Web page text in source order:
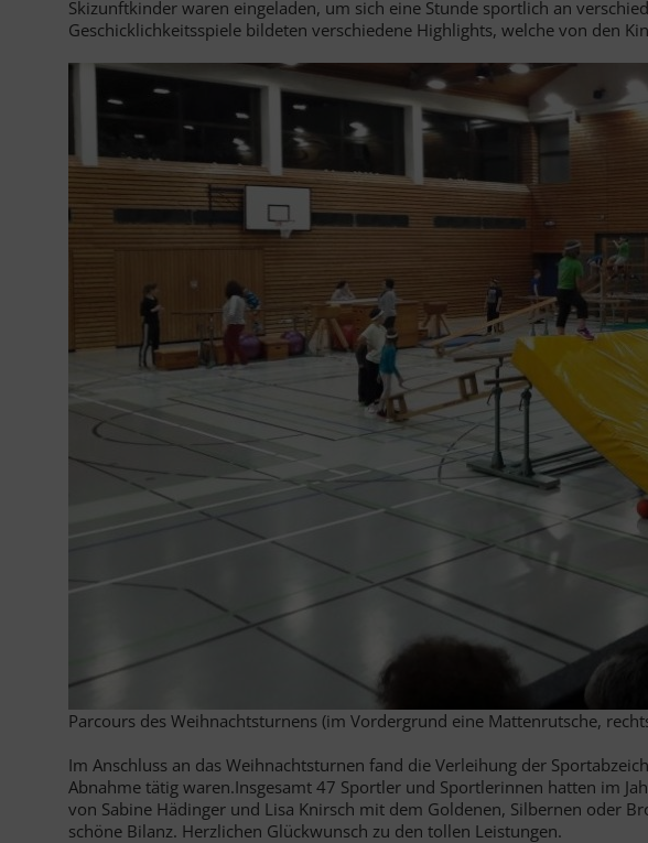
Skizunftkinder waren eingeladen, um sich eine Stunde sportlich an
Geschicklichkeitsspiele bildeten verschiedene Highlights, welche von den
Parcours des Weihnachtsturnens (im Vordergrund eine Mattenrutsche,
Im Anschluss an das Weihnachtsturnen fand die Verleihung der
Abnahme tätig waren.Insgesamt 47 Sportler und Sportlerinnen hatten im
von Sabine Hädinger und Lisa Knirsch mit dem Goldenen, Silbernen oder
schöne Bilanz. Herzlichen Glückwunsch zu den tollen Leistungen.